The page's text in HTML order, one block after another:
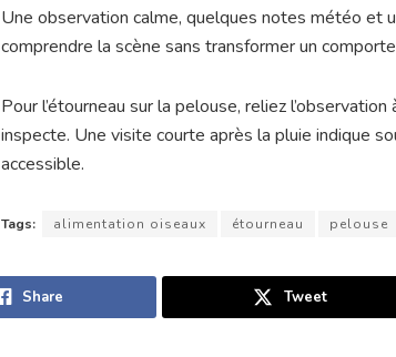
Une observation calme, quelques notes météo et
comprendre la scène sans transformer un
Pour l’étourneau sur la pelouse, reliez
inspecte. Une visite courte après la pluie indique
accessible.
Tags: alimentation oiseaux étourneau pelouse
Share Tweet